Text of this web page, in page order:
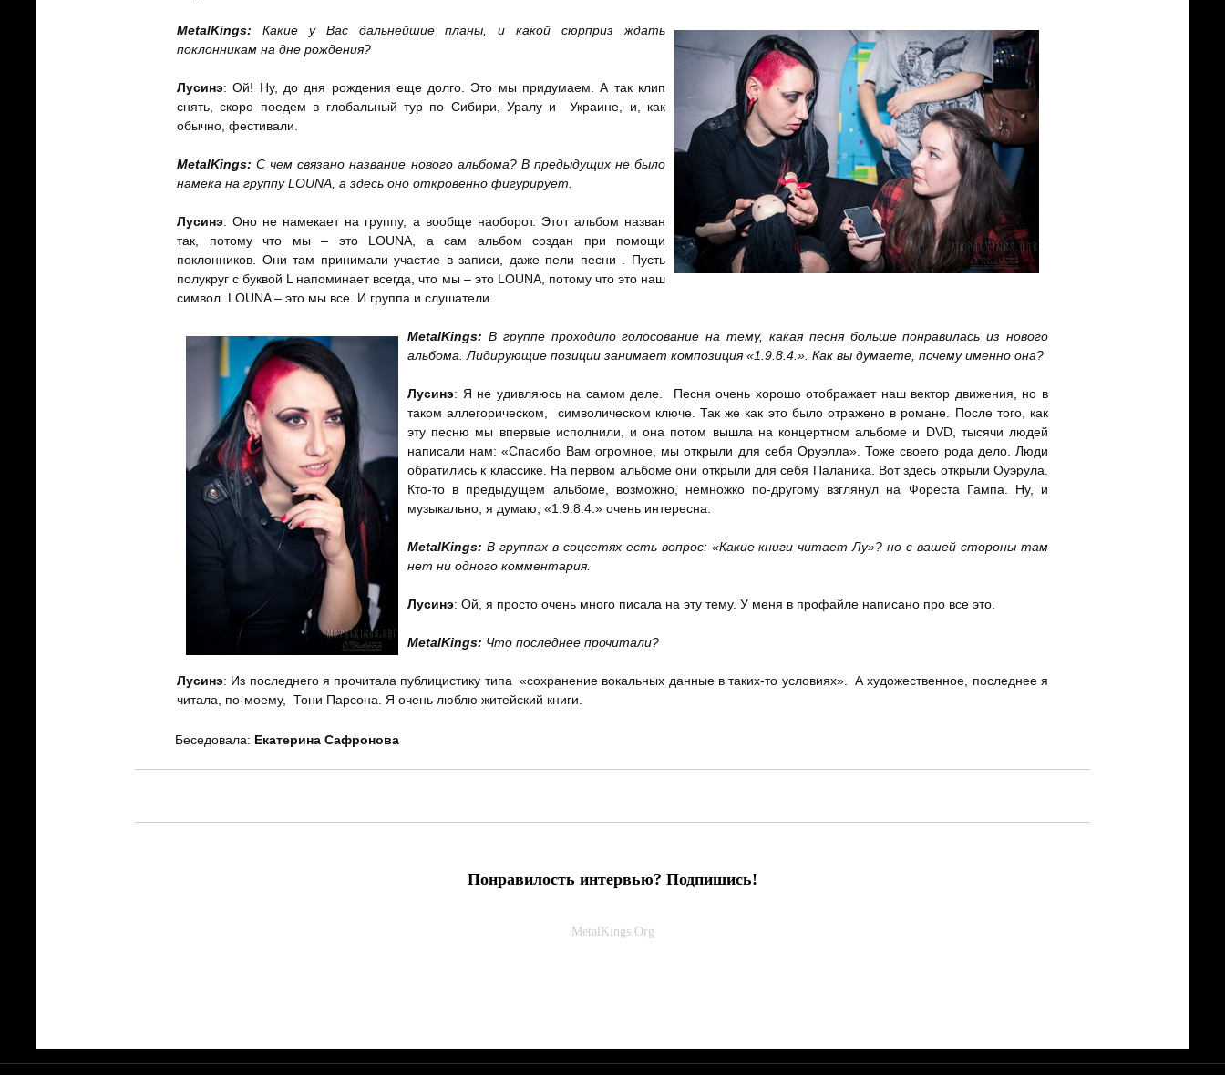
MetalKings: Какие у Вас дальнейшие планы, и какой сюрприз ждать
поклонникам на дне рождения?
Лусинэ: Ой! Ну, до дня рождения еще долго. Это мы придумаем. А так клип
снять, скоро поедем в глобальный тур по Сибири, Уралу и Украине, и, как
обычно, фестивали.
MetalKings: С чем связано название нового альбома? В предыдущих не было
намека на группуLOUNA , а здесь оно откровенно фигурирует.
Лусинэ: Оно не намекает на группу, а вообще наоборот. Этот альбом назван
так, потому что мы – это LOUNA, а сам альбом создан при помощи
поклонников. Они там принимали участие в записи, даже пели песни . Пусть
полукруг с буквой L напоминает всегда, что мы – это LOUNA, потому что это наш
символ. LOUNA – это мы все. И группа и слушатели.
MetalKings: В группе проходило голосование на тему, какая песня больше понравилась из нового
альбома. Лидирующие позиции занимает композиция «1.9.8.4.». Как вы думаете, почему именно она?
Лусинэ: Я не удивляюсь на самом деле. Песня очень хорошо отображает наш вектор движения, но в
таком аллегорическом, символическом ключе. Так же как это было отражено в романе. После того, как
эту песню мы впервые исполнили, и она потом вышла на концертном альбоме и DVD, тысячи людей
написали нам: «Спасибо Вам огромное, мы открыли для себя Оруэлла». Тоже своего рода дело. Люди
обратились к классике. На первом альбоме они открыли для себя Паланика. Вот здесь открыли Оуэрула.
Кто-то в предыдущем альбоме, возможно, немножко по-другому взглянул на Фореста Гампа. Ну, и
музыкально, я думаю, «1.9.8.4.» очень интересна.
MetalKings: В группах в соцсетях есть вопрос: «Какие книги читает Лу»? но с вашей стороны там
нет ни одного комментария.
Лусинэ: Ой, я просто очень много писала на эту тему. У меня в профайле написано про все это.
MetalKings: Что последнее прочитали?
Лусинэ: Из последнего я прочитала публицистику типа «сохранение вокальных данные в таких-то условиях». А художественное, последнее я
читала, по-моему, Тони Парсона. Я очень люблю житейский книги.
Беседовала: Екатерина Сафронова
Понравилость интервью? Подпишись!
MetalKings.Org